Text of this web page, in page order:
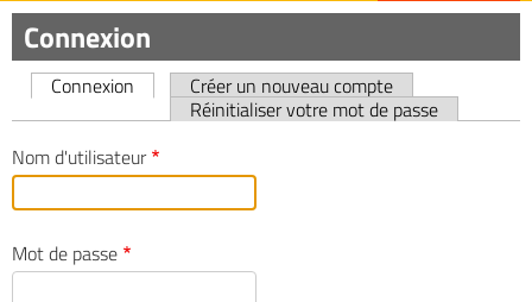
Connexion
Primary
tabs
Connexion
Créer un nouveau compte
Réinitialiser votre mot de passe
Nom d'utilisateur
Mot de passe